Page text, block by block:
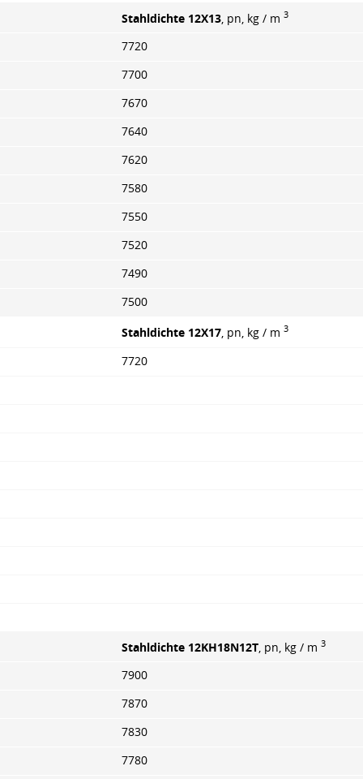
Stahldichte 12X13 , pn, kg / m 3
7720
7700
7670
7640
7620
7580
7550
7520
7490
7500
Stahldichte 12X17 , pn, kg / m 3
7720
Stahldichte 12KH18N12T , pn, kg / m 3
7900
7870
7830
7780